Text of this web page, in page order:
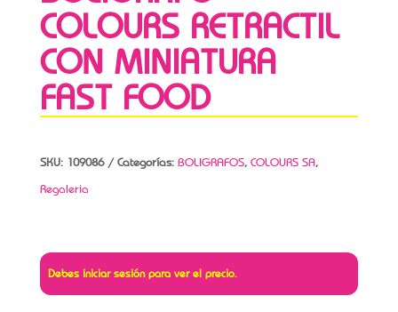
COLOURS RETRACTIL
CON MINIATURA
FAST FOOD
SKU: 109086 Categorías: BOLIGRAFOS, COLOURS SA,
Regaleria
Debes iniciar sesión para ver el precio.